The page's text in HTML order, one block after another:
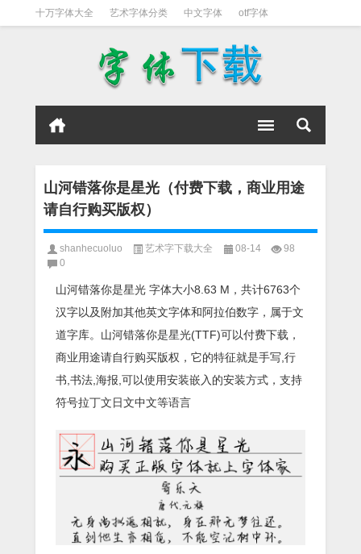
十万字体大全 艺术字体分类 中文字体 otf字体
山河错落你是星光（付费下载，商业用途
请自行购买版权）
shanhecuoluo 艺术字下载大全 08-14
98
0
山河错落你是星光 字体大小8.63 M，共计6763个
汉字以及附加其他英文字体和阿拉伯数字，属于文
道字库。山河错落你是星光(TTF)可以付费下载，
商业用途请自行购买版权，它的特征就是手写,行
书,书法,海报,可以使用安装嵌入的安装方式，支持
符号拉丁文日文中文等语言